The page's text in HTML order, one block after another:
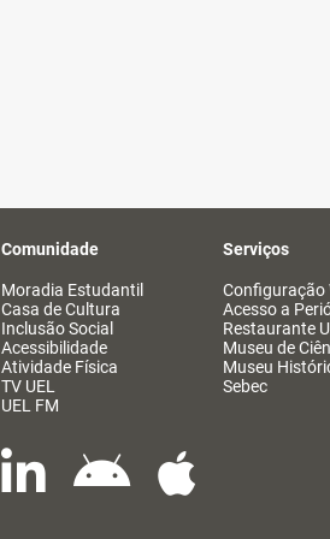
Comunidade
Moradia Estudantil
Casa de Cultura
Inclusão Social
Acessibilidade
Atividade Física
TV UEL
UEL FM
Serviços
Configuração
Acesso a
Restaurante
Museu de
Museu
Sebec